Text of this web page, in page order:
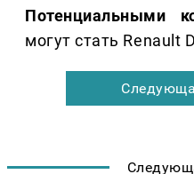
Потенциальными
могут стать Renault